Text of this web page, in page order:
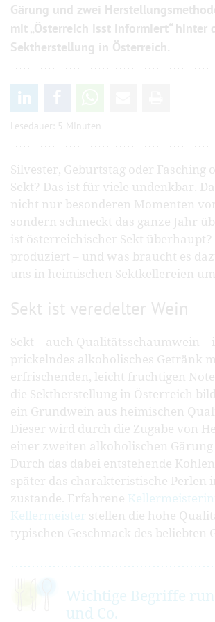
Gärung und zwei
mit „Österreich isst informiert“ hinter
Sektherstellung in Österreich.
Lesedauer: 5 Minuten
Silvester, Geburtstag oder Fasching
Sekt? Das ist für viele undenkbar.
nicht nur besonderen Momenten
sondern schmeckt das ganze Jahr
ist österreichischer Sekt
produziert – und was braucht es
uns in heimischen Sektkellereien
Sekt ist veredelter Wein
Sekt – auch Qualitätsschaumwein –
prickelndes alkoholisches Getränk
erfrischenden, leicht fruchtigen
die Sektherstellung in Österreich
ein Grundwein aus heimischen
Dieser wird durch die Zugabe von
einer zweiten alkoholischen Gärung
Durch das dabei entstehende
später das charakteristische Perlen
zustande. Erfahrene
Kellermeister stellen die hohe
typischen Geschmack des beliebten
Wichtige Begriffe
und Co.